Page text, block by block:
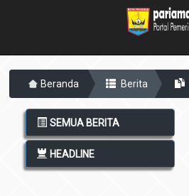
Beranda Berita
SEMUA BERITA
HEADLINE